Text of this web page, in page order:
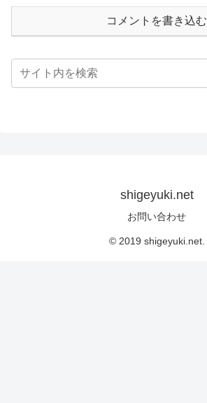
コメントを書き込む
shigeyuki.net
お問い合わせ
© 2019 shigeyuki.net.